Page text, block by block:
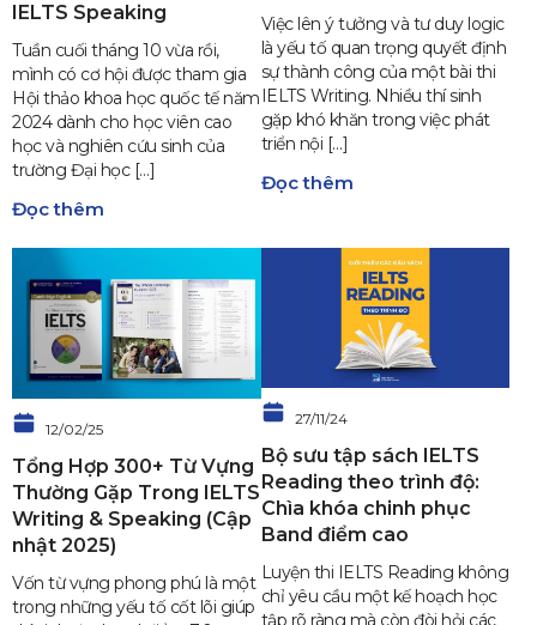
IELTS Speaking
Tuần cuối tháng 10 vừa rồi,
mình có cơ hội được tham gia
Hội thảo khoa học quốc tế năm
2024 dành cho học viên cao
học và nghiên cứu sinh của
trường Đại học […]
Đọc thêm
Việc lên ý tưởng và tư duy logic
là yếu tố quan trọng quyết định
sự thành công của một bài thi
IELTS Writing. Nhiều thí sinh
gặp khó khăn trong việc phát
triển nội […]
Đọc thêm
12/02/25
Tổng Hợp 300+ Từ Vựng
Thường Gặp Trong IELTS
Writing & Speaking (Cập
nhật 2025)
Vốn từ vựng phong phú là một
trong những yếu tố cốt lõi giúp
27/11/24
Bộ sưu tập sách IELTS
Reading theo trình độ:
Chìa khóa chinh phục
Band điểm cao
Luyện thi IELTS Reading không
chỉ yêu cầu một kế hoạch học
tập rõ ràng mà còn đòi hỏi các